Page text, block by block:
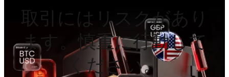
取引にはリスクがあり
ます。慎重に行動して
ください。